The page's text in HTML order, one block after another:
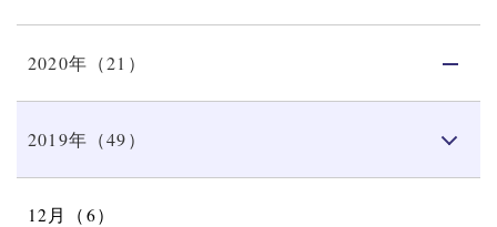
2020年（21）
2019年（49）
12月（6）